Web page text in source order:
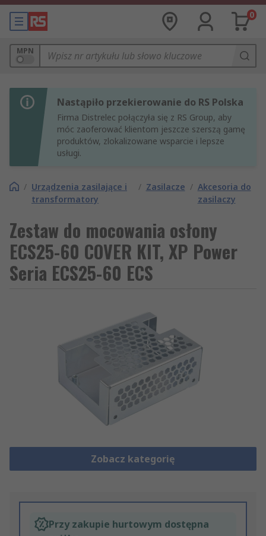
0
MPN
Nastąpiło przekierowanie do RS Polska
Firma Distrelec połączyła się z RS Group, aby
móc zaoferować klientom jeszcze szerszą gamę
produktów, zlokalizowane wsparcie i lepsze
usługi.
/ Urządzenia zasilające i
transformatory
/ Zasilacze / Akcesoria do
zasilaczy
Zestaw do mocowania osłony
ECS25-60 COVER KIT, XP Power
Seria ECS25-60 ECS
Zobacz kategorię
Przy zakupie hurtowym dostępna